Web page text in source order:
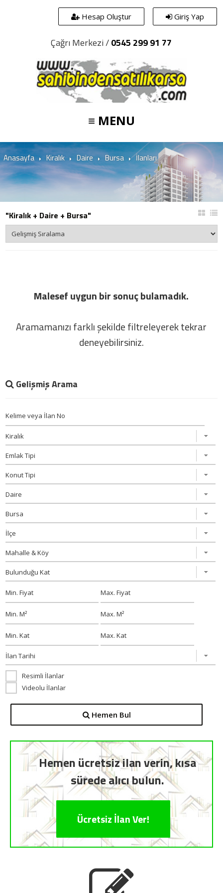
Giriş Yap
Hesap Oluştur
Çağrı Merkezi /0545 299 91 77
≡ MENU
Anasayfa Kiralık Daire Bursa İlanları
"Kiralık + Daire + Bursa"
Malesef uygun bir sonuç bulamadık.
Aramamanızı farklı şekilde filtreleyerek tekrar
deneyebilirsiniz.
Gelişmiş Arama
Resimli İlanlar
Videolu İlanlar
Hemen Bul
Hemen ücretsiz ilan verin, kısa
sürede alıcı bulun.
Ücretsiz İlan Ver!